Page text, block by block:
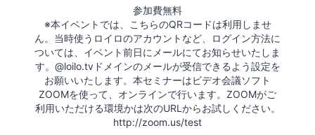
参加費無料
※本イベントでは、こちらのQRコードは利用しませ
ん。当時使うロイロのアカウントなど、ログイン方法に
ついては、イベント前日にメールにてお知らせいたしま
す。@loilo.tvドメインのメールが受信できるよう設定を
お願いいたします。本セミナーはビデオ会議ソフト
ZOOMを使って、オンラインで行います。ZOOMがご
利用いただける環境かは次のURLからお試しください。
http://zoom.us/test